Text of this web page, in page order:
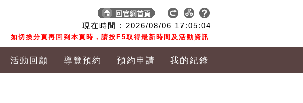
現在時間 : 2026/08/06 17:05:05
如切換分頁再回到本頁時，請按F5取得最新時間及活動資訊
活動回顧 導覽預約 預約申請 我的紀錄